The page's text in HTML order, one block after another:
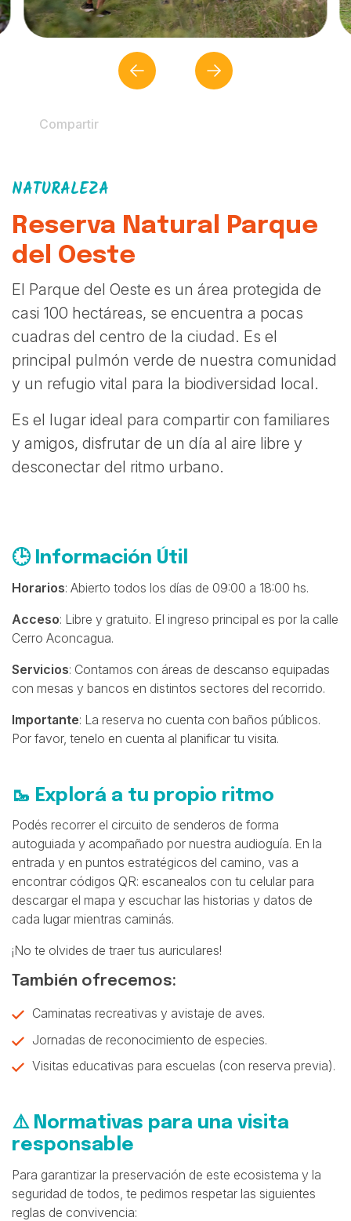
Compartir
NATURALEZA
Reserva Natural Parque
del Oeste
El Parque del Oeste es un área protegida de
casi 100 hectáreas, se encuentra a pocas
cuadras del centro de la ciudad. Es el
principal pulmón verde de nuestra comunidad
y un refugio vital para la biodiversidad local.
Es el lugar ideal para compartir con familiares
y amigos, disfrutar de un día al aire libre y
desconectar del ritmo urbano.
🕒 Información Útil
Horarios: Abierto todos los días de 09:00 a 18:00 hs.
Acceso: Libre y gratuito. El ingreso principal es por la calle
Cerro Aconcagua.
Servicios: Contamos con áreas de descanso equipadas
con mesas y bancos en distintos sectores del recorrido.
Importante: La reserva no cuenta con baños públicos.
Por favor, tenelo en cuenta al planificar tu visita.
🥾 Explorá a tu propio ritmo
Podés recorrer el circuito de senderos de forma
autoguiada y acompañado por nuestra audioguía. En la
entrada y en puntos estratégicos del camino, vas a
encontrar códigos QR: escanealos con tu celular para
descargar el mapa y escuchar las historias y datos de
cada lugar mientras caminás.
¡No te olvides de traer tus auriculares!
También ofrecemos:
Caminatas recreativas y avistaje de aves.
Jornadas de reconocimiento de especies.
Visitas educativas para escuelas (con reserva previa).
⚠️ Normativas para una visita
responsable
Para garantizar la preservación de este ecosistema y la
seguridad de todos, te pedimos respetar las siguientes
reglas de convivencia: